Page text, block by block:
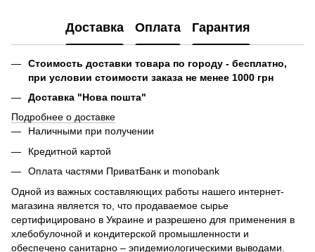
Доставка Оплата Гарантия
Стоимость доставки товара по городу - бесплатно,
при условии стоимости заказа не менее 1000 грн
Доставка "Нова пошта"
Подробнее о доставке
Наличными при получении
Кредитной картой
Оплата частями ПриватБанк и monobank
Одной из важных составляющих работы нашего интернет-
магазина является то, что продаваемое сырье
сертифицировано в Украине и разрешено для применения в
хлебобулочной и кондитерской промышленности и
обеспечено санитарно – эпидемиологическими выводами.